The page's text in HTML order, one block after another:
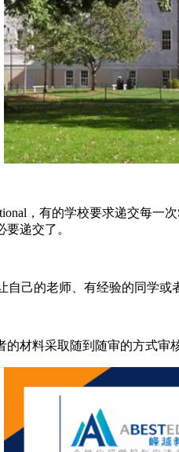
，有的学校要求递交每一
递交了。
己的老师、有经验的同学或
料采取随到随审的方式审